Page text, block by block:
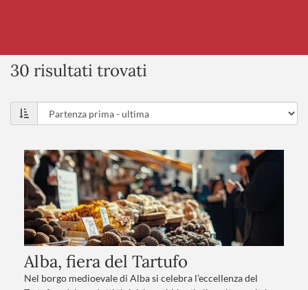
30 risultati trovati
Alba, fiera del Tartufo
Nel borgo medioevale di Alba si celebra l’eccellenza del